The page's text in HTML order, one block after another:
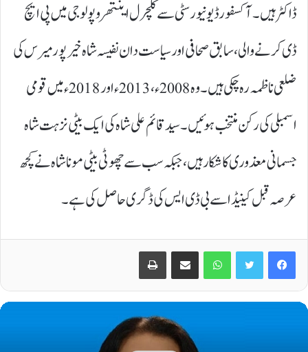
ڈاکٹر ہیں۔ آکسفورڈ یونیورسٹی سے کلچرل اینتھروپولوجی میں پی ایچ
ڈی کرنے والی، سابق صحافی اور سیاست دان نفیسہ شاہ خیرپور میرس کی
ضلعی ناظمہ رہ چکی ہیں۔ وہ 2008ء ، 2013ء اور 2018 ء میں قومی
اسمبلی کی رکن منتخب ہوئیں۔ سید قائم علی شاہ کی ایک بیٹی نزہت شاہ
جسمانی معذوری کا شکار ہیں، جبکہ سب سے چھوٹی بیٹی مونا شاہ نے کچھ
عرصہ قبل کینیڈا سے بی ڈی ایس کی ڈگری حاصل کی ہے۔
Facebook
Twitter
WhatsApp
Share via Email
Print